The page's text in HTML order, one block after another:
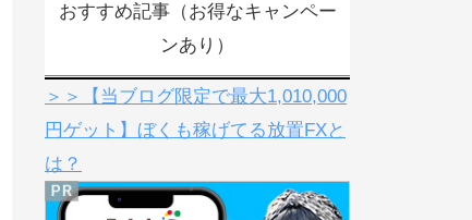
おすすめ記事（お得なキャンペー
ンあり）
＞＞【当ブログ限定で最大1,010,000
円ゲット】ぼくも稼げてる放置FXと
は？